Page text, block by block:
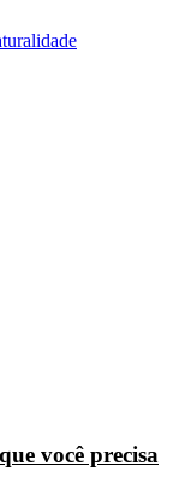
você precisa